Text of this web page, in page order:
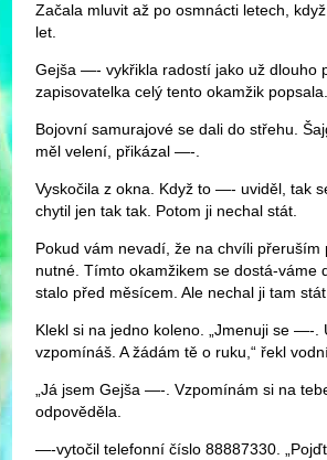
Začala mluvit až po osmnácti letech,
let.
Gejša —- vykřikla radostí jako už dlouho
zapisovatelka celý tento okamžik popsala.
Bojovní samurajové se dali do střehu.
měl velení, přikázal —-.
Vyskočila z okna. Když to —- uviděl, tak
chytil jen tak tak. Potom ji nechal stát.
Pokud vám nevadí, že na chvíli přeruším
nutné. Tímto okamžikem se dostá-váme
stalo před měsícem. Ale nechal ji tam
Klekl si na jedno koleno. „Jmenuji se —-.
vzpomínáš. A žádám tě o ruku,“ řekl
„Já jsem Gejša —-. Vzpomínám si na
odpověděla.
—-vytočil telefonní číslo 88887330.